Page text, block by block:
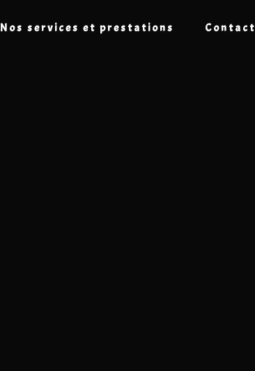
Nos services et prestations Contact